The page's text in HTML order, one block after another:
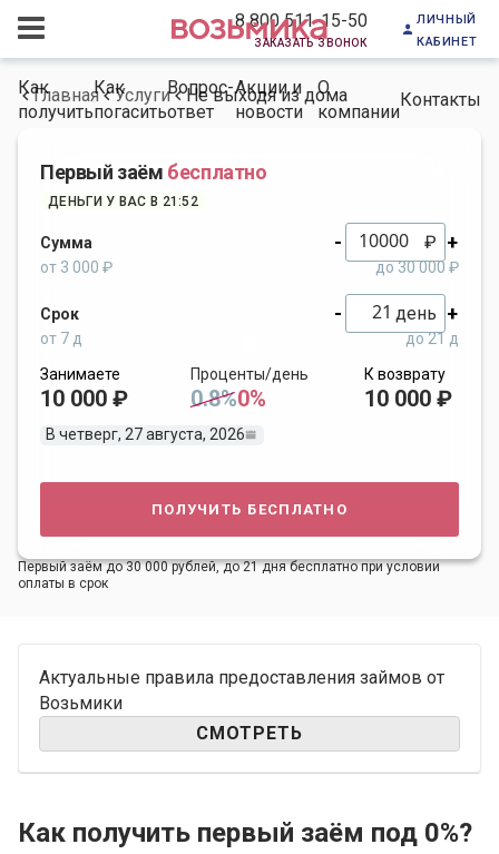
8 800 511-15-50
заказать звонок
личный
кабинет
Как
получить
Как
погасить
Вопрос-
ответ
Акции и
новости
О
компании
Контакты
Главная Услуги Не выходя из дома
Первый заём бесплатно
ДЕНЬГИ У ВАС В 21:52
Сумма - ₽ +
от 3 000 ₽ до 30 000 ₽
Срок - день +
от 7 д
до 21 д
Занимаете
10 000 ₽
Проценты/день
0.8%0%
К возврату
10 000 ₽
В четверг, 27 августа, 2026
получить бесплатно
Первый заём до 30 000 рублей, до 21 дня бесплатно при условии
оплаты в срок
Актуальные правила предоставления займов от
Возьмики
СМОТРЕТЬ
Как получить первый заём под 0%?